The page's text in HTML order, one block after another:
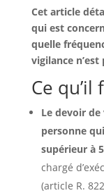
Cet article
qui est
quelle
vigilance n’est
Ce
Le devoir de
personne
supérieur à
chargé
(article R.